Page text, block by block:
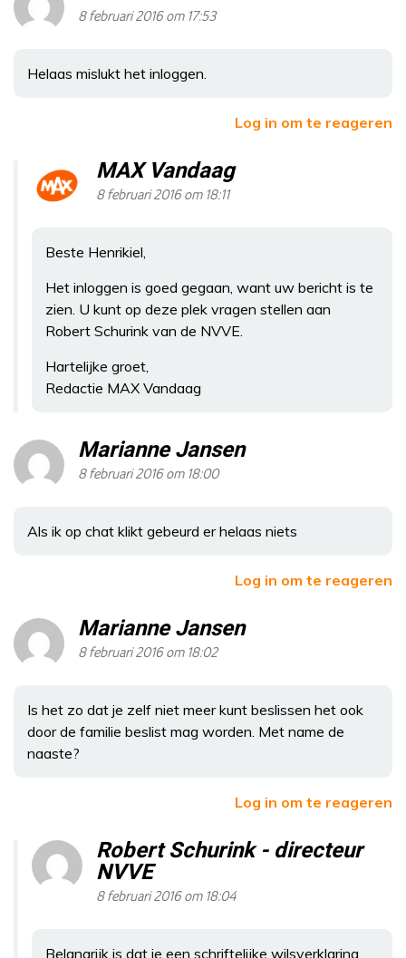
8 februari 2016 om 17:53
Helaas mislukt het inloggen.
Log in om te reageren
MAX Vandaag
8 februari 2016 om 18:11
Beste Henrikiel,
Het inloggen is goed gegaan, want uw bericht is te
zien. U kunt op deze plek vragen stellen aan
Robert Schurink van de NVVE.
Hartelijke groet,
Redactie MAX Vandaag
Marianne Jansen
8 februari 2016 om 18:00
Als ik op chat klikt gebeurd er helaas niets
Log in om te reageren
Marianne Jansen
8 februari 2016 om 18:02
Is het zo dat je zelf niet meer kunt beslissen het ook
door de familie beslist mag worden. Met name de
naaste?
Log in om te reageren
Robert Schurink - directeur
NVVE
8 februari 2016 om 18:04
Belangrijk is dat je een schriftelijke wilsverklaring